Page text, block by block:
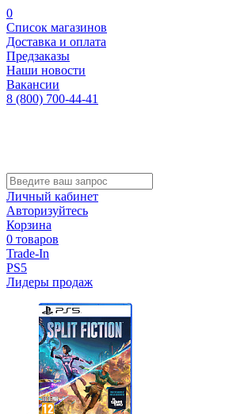
0
Список магазинов
Доставка и оплата
Предзаказы
Наши новости
Вакансии
8 (800) 700-44-41
Личный кабинет
Авторизуйтесь
Корзина
0 товаров
Trade-In
PS5
Лидеры продаж